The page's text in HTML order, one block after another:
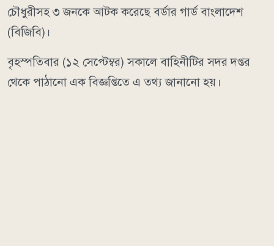
চৌধুরীসহ ৩ জনকে আটক করেছে বর্ডার গার্ড বাংলাদেশ
(বিজিবি)।
বৃহস্পতিবার (১২ সেপ্টেম্বর) সকালে বাহিনীটির সদর দপ্তর
থেকে পাঠানো এক বিজ্ঞপ্তিতে এ তথ্য জানানো হয়।